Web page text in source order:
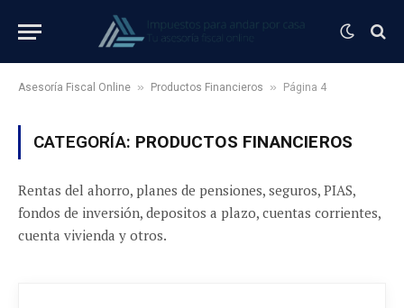
Asesoría Fiscal Online » Productos Financieros » Página 4
CATEGORÍA: PRODUCTOS FINANCIEROS
Rentas del ahorro, planes de pensiones, seguros, PIAS,
fondos de inversión, depositos a plazo, cuentas corrientes,
cuenta vivienda y otros.